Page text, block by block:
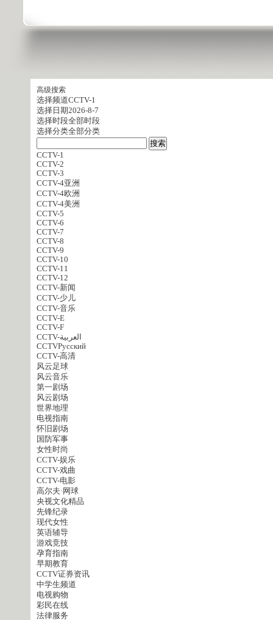
高级搜索
选择频道CCTV-1
选择日期2026-8-7
选择时段全部时段
选择分类全部分类
CCTV-1
CCTV-2
CCTV-3
CCTV-4亚洲
CCTV-4欧洲
CCTV-4美洲
CCTV-5
CCTV-6
CCTV-7
CCTV-8
CCTV-9
CCTV-10
CCTV-11
CCTV-12
CCTV-新闻
CCTV-少儿
CCTV-音乐
CCTV-E
CCTV-F
CCTV-العربية
CCTVPусский
CCTV-高清
风云足球
风云音乐
第一剧场
风云剧场
世界地理
电视指南
怀旧剧场
国防军事
女性时尚
CCTV-娱乐
CCTV-戏曲
CCTV-电影
高尔夫·网球
央视文化精品
先锋纪录
现代女性
英语辅导
游戏竞技
孕育指南
早期教育
CCTV证券资讯
中学生频道
电视购物
彩民在线
法律服务